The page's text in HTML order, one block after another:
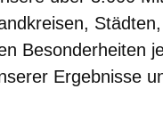
Besonderheiten
Ergebnisse